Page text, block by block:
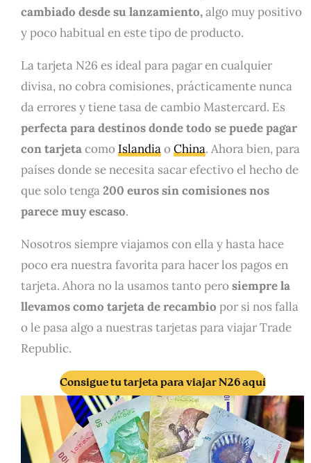
cambiado desde su lanzamiento,algo muy positivo
y poco habitual en este tipo de producto.
La tarjeta N26 es ideal para pagar en cualquier
divisa, no cobra comisiones, prácticamente nunca
da errores y tiene tasa de cambio Mastercard. Es
perfecta para destinos donde todo se puede pagar
con tarjetacomoIslandiaoChina. Ahora bien, para
países donde se necesita sacar efectivo el hecho de
que solo tenga200 euros sin comisiones nos
parece muy escaso.
Nosotros siempre viajamos con ella y hasta hace
poco era nuestra favorita para hacer los pagos en
tarjeta. Ahora no la usamos tanto perosiempre la
llevamos como tarjeta de recambio por si nos falla
o le pasa algo a nuestras tarjetas para viajar Trade
Republic.
Consigue tu tarjeta para viajar N26 aquí